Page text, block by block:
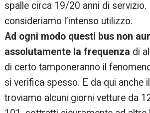
spalle circa 19/20 anni di
consideriamo l’intenso utilizzo.
Ad ogni modo questi bus non
assolutamente la frequenza di
di certo tamponeranno il
si verifica spesso. E da qui anche
troviamo alcuni giorni vetture da